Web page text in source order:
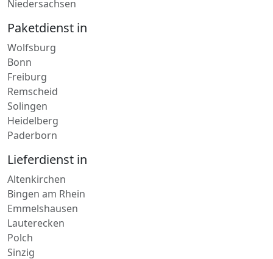
Niedersachsen
Paketdienst in
Wolfsburg
Bonn
Freiburg
Remscheid
Solingen
Heidelberg
Paderborn
Lieferdienst in
Altenkirchen
Bingen am Rhein
Emmelshausen
Lauterecken
Polch
Sinzig